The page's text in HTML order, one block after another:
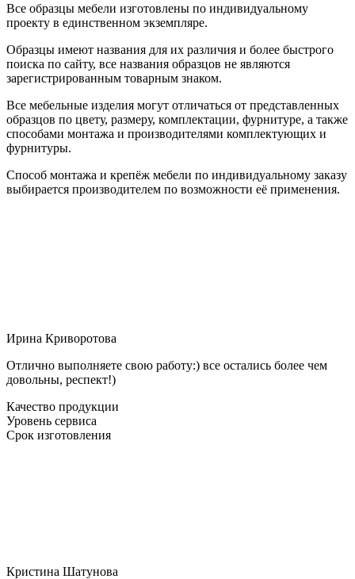
Все образцы мебели изготовлены по индивидуальному
проекту в единственном экземпляре.
Образцы имеют названия для их различия и более быстрого
поиска по сайту, все названия образцов не являются
зарегистрированным товарным знаком.
Все мебельные изделия могут отличаться от представленных
образцов по цвету, размеру, комплектации, фурнитуре, а также
способами монтажа и производителями комплектующих и
фурнитуры.
Способ монтажа и крепёж мебели по индивидуальному заказу
выбирается производителем по возможности её применения.
Ирина Криворотова
Отлично выполняете свою работу:) все остались более чем
довольны, респект!)
Качество продукции
Уровень сервиса
Срок изготовления
Кристина Шатунова